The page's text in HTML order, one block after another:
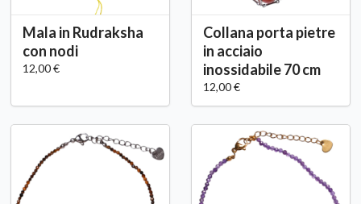
Mala in Rudraksha
con nodi
12,00 €
Collana porta pietre
in acciaio
inossidabile 70 cm
12,00 €